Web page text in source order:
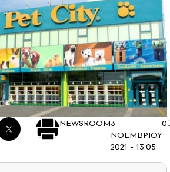
NEWSROOM3
ΝΟΕΜΒΡΙΟΥ
2021 - 13:05
0